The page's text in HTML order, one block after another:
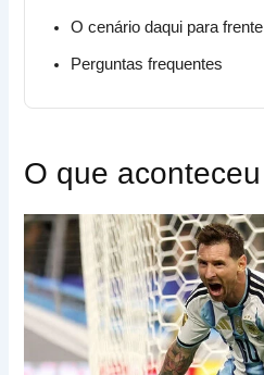
O cenário daqui para frente
Perguntas frequentes
O que aconteceu